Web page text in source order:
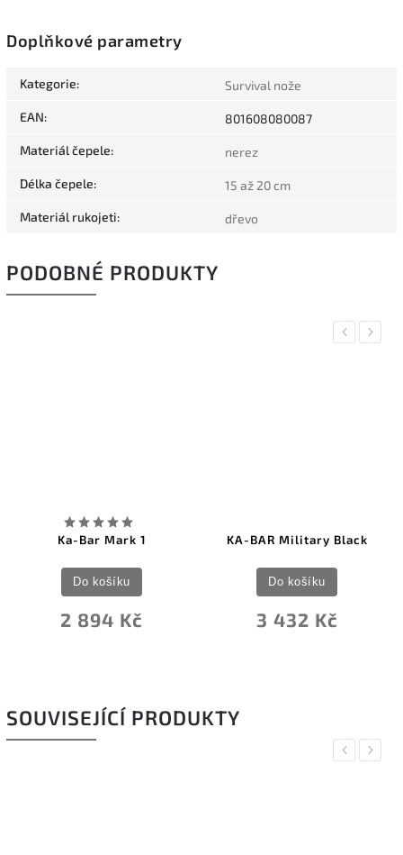
Doplňkové parametry
Kategorie: Survival nože
EAN: 801608080087
Materiál čepele: nerez
Délka čepele: 15 až 20 cm
Materiál rukojeti: dřevo
PODOBNÉ PRODUKTY
Previous
Ka-Bar Mark 1
2 894 Kč
Do košíku
KA-BAR Military Black
3 432 Kč
Do košíku
Next
SOUVISEJÍCÍ PRODUKTY
Previous
Next